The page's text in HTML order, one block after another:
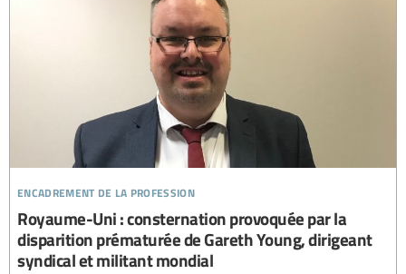
encadrement de la profession
Royaume-Uni : consternation provoquée par la
disparition prématurée de Gareth Young, dirigeant
syndical et militant mondial